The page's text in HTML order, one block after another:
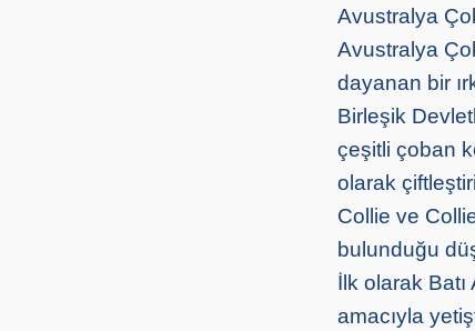
Avustralya
Avustralya
dayanan bir
Birleşik
çeşitli çoban
olarak
Collie ve
bulunduğu
İlk olarak
amacıyla